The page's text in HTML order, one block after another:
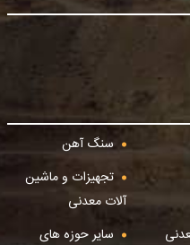
سنگ آهن
تجهیزات و ماشین
آلات معدنی
سایر حوزه های